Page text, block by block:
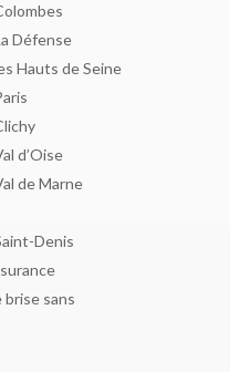
Défense
Hauts de Seine
d’Oise
de Marne
Denis
brise sans